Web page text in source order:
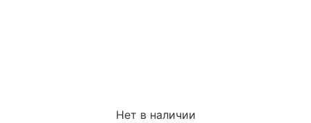
Нет в наличии